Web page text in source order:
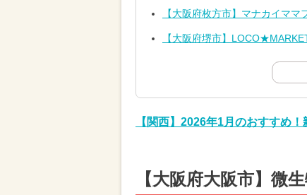
【大阪府枚方市】マナカイママ
【大阪府堺市】
【関西】2026年1月のおすすめ
【大阪府大阪市】微